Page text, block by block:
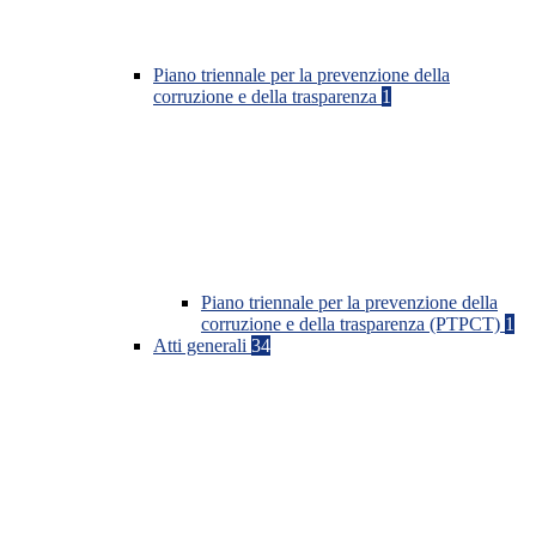
Piano triennale per la prevenzione della
corruzione e della trasparenza 1
Piano triennale per la prevenzione della
corruzione e della trasparenza (PTPCT) 1
Atti generali 34